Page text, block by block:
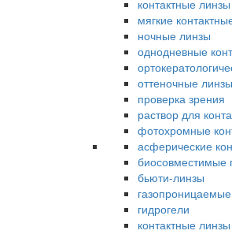
контактные
мягкие
ночные линзы
однодневные
оттеночные линзы
проверка зрения
раствор для
фотохромные
асферические
биосовместимые
бьюти-линзы
гидрогели
контактные